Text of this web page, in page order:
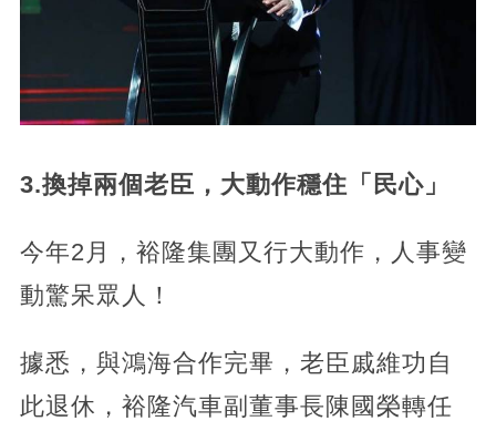
3.換掉兩個老臣，大動作穩住「民心」
今年2月，裕隆集團又行大動作，人事變
動驚呆眾人！
據悉，與鴻海合作完畢，老臣戚維功自
此退休，裕隆汽車副董事長陳國榮轉任